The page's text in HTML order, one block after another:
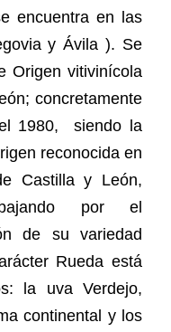
encuentra en las
y Ávila ). Se
Origen vitivinícola
concretamente
1980, siendo la
reconocida en
Castilla y León,
por el
de su variedad
Rueda está
la uva Verdejo,
continental y los